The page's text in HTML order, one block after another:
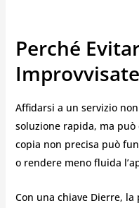
Perché
Improvvisate
Affidarsi a un servizio
soluzione rapida, ma
copia non precisa può
o rendere meno fluida
Con una chiave Dierre,